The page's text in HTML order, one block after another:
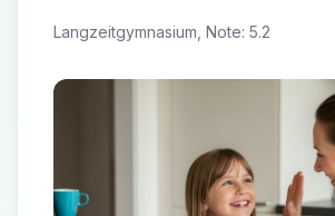
Langzeitgymnasium, Note: 5.2